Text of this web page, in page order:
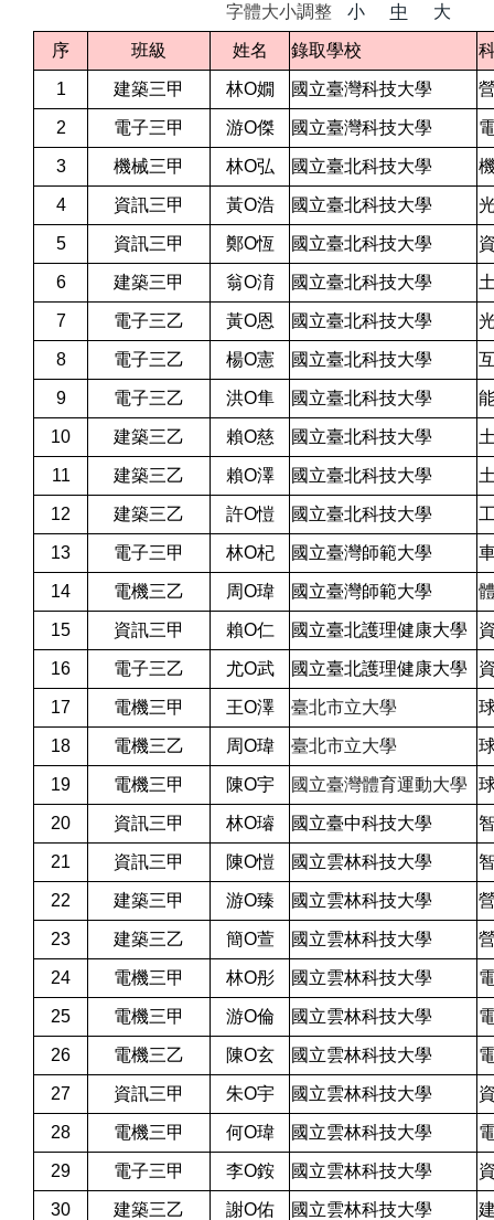
字體大小調整 小 中 大
序 班級 姓名 錄取學校
1 建築三甲 林O嫺 國立臺灣科技大學
2 電子三甲 游O傑 國立臺灣科技大學
3 機械三甲 林O弘 國立臺北科技大學
4 資訊三甲 黃O浩 國立臺北科技大學
5 資訊三甲 鄭O恆 國立臺北科技大學
6 建築三甲 翁O淯 國立臺北科技大學
7 電子三乙 黃O恩 國立臺北科技大學
8 電子三乙 楊O憲 國立臺北科技大學
9 電子三乙 洪O隼 國立臺北科技大學
10 建築三乙 賴O慈 國立臺北科技大學
11 建築三乙 賴O澤 國立臺北科技大學
12 建築三乙 許O愷 國立臺北科技大學
13 電子三甲 林O杞 國立臺灣師範大學
14 電機三乙 周O瑋 國立臺灣師範大學
15 資訊三甲 賴O仁 國立臺北護理健康大學
16 電子三乙 尤O武 國立臺北護理健康大學
17 電機三甲 王O澤 臺北市立大學
18 電機三乙 周O瑋 臺北市立大學
19 電機三甲 陳O宇 國立臺灣體育運動大學
20 資訊三甲 林O璿 國立臺中科技大學
21 資訊三甲 陳O愷 國立雲林科技大學
22 建築三甲 游O臻 國立雲林科技大學
23 建築三乙 簡O萱 國立雲林科技大學
24 電機三甲 林O彤 國立雲林科技大學
25 電機三甲 游O倫 國立雲林科技大學
26 電機三乙 陳O玄 國立雲林科技大學
27 資訊三甲 朱O宇 國立雲林科技大學
28 電機三甲 何O瑋 國立雲林科技大學
29 電子三甲 李O銨 國立雲林科技大學
30 建築三乙 謝O佑 國立雲林科技大學